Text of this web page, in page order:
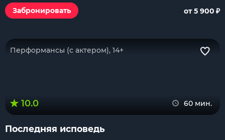
Забронировать
от 5 900 ₽
Перформансы (с актером), 14+
10.0 60 мин.
Последняя исповедь